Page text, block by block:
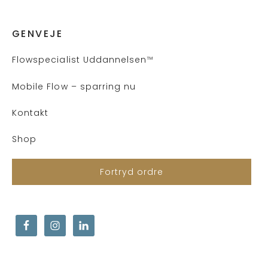
GENVEJE
Flowspecialist Uddannelsen™
Mobile Flow – sparring nu
Kontakt
Shop
Fortryd ordre